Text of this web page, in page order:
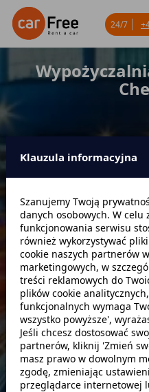
Data odbioru
Data zwrotu
zwróć w
24/7
Klauzula informacyjna
Szanujemy Twoją
danych osobowych. W celu
funkcjonowania serwisu
również wykorzystywać
cookie naszych partnerów
marketingowych, w
treści reklamowych do
plików cookie
funkcjonalnych wymaga
wszystko powyższe',
Jeśli chcesz dostosować
partnerów, kliknij 'Zmień
masz prawo w dowolnym
zgodę, zmieniając
przeglądarce internetowej